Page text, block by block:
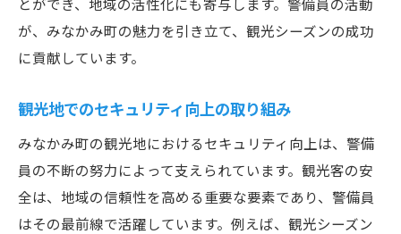
が、みなかみ町の魅力を引き立て、観光シーズンの成功
に貢献しています。
観光地でのセキュリティ向上の取り組み
みなかみ町の観光地におけるセキュリティ向上は、警備
員の不断の努力によって支えられています。観光客の安
全は、地域の信頼性を高める重要な要素であり、警備員
はその最前線で活躍しています。例えば、観光シーズン